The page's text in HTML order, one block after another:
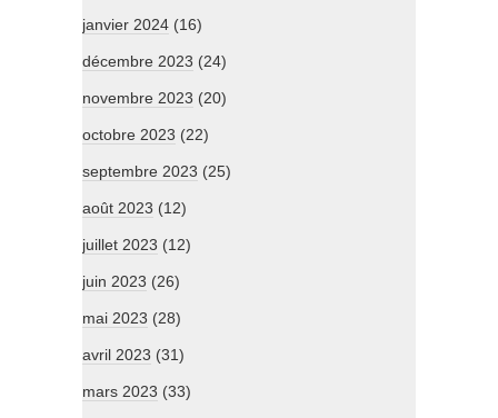
janvier 2024 (16)
décembre 2023 (24)
novembre 2023 (20)
octobre 2023 (22)
septembre 2023 (25)
août 2023 (12)
juillet 2023 (12)
juin 2023 (26)
mai 2023 (28)
avril 2023 (31)
mars 2023 (33)